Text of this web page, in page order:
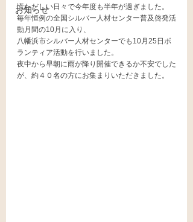
お知らせ
慌ただしい日々で今年度も半年が過ぎました。
毎年恒例の全国シルバー人材センター普及啓発活
動月間の10月に入り、
八幡浜市シルバー人材センターでも10月25日ボ
ランティア活動を行いました。
夜中から早朝に雨が降り開催できるか不安でした
が、約４０名の方にお集まりいただきました。